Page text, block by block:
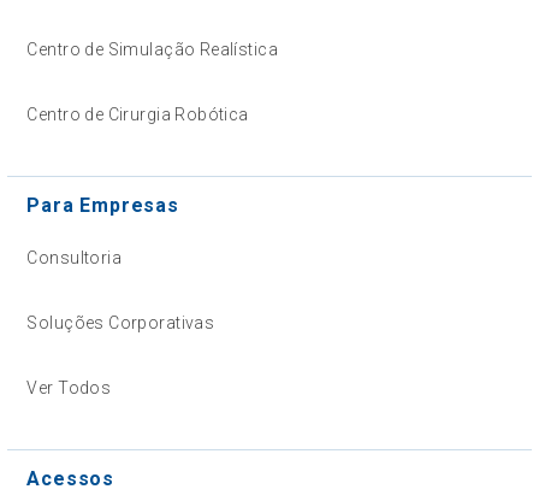
Centro de Simulação Realística
Centro de Cirurgia Robótica
Para Empresas
Consultoria
Soluções Corporativas
Ver Todos
Acessos